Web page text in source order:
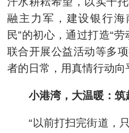
展会 走读海南 周末
人才在线 天涯企服
融主力军，建设银行
民”的初心，通过打造“劳
联合开展公益活动等多
者的日常，用真情行动向
小港湾，大温暖：筑
“以前打扫完街道，只